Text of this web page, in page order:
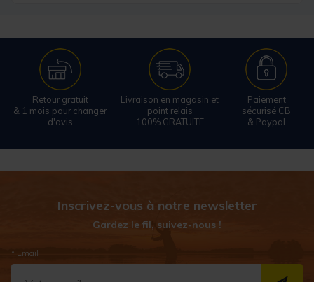
Retour gratuit
& 1 mois pour changer
d'avis
Livraison en magasin et
point relais
100% GRATUITE
Paiement
sécurisé CB
& Paypal
Inscrivez-vous à notre newsletter
Gardez le fil, suivez-nous !
* Email